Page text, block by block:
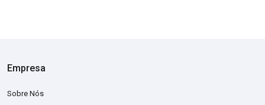
Empresa
Sobre Nós